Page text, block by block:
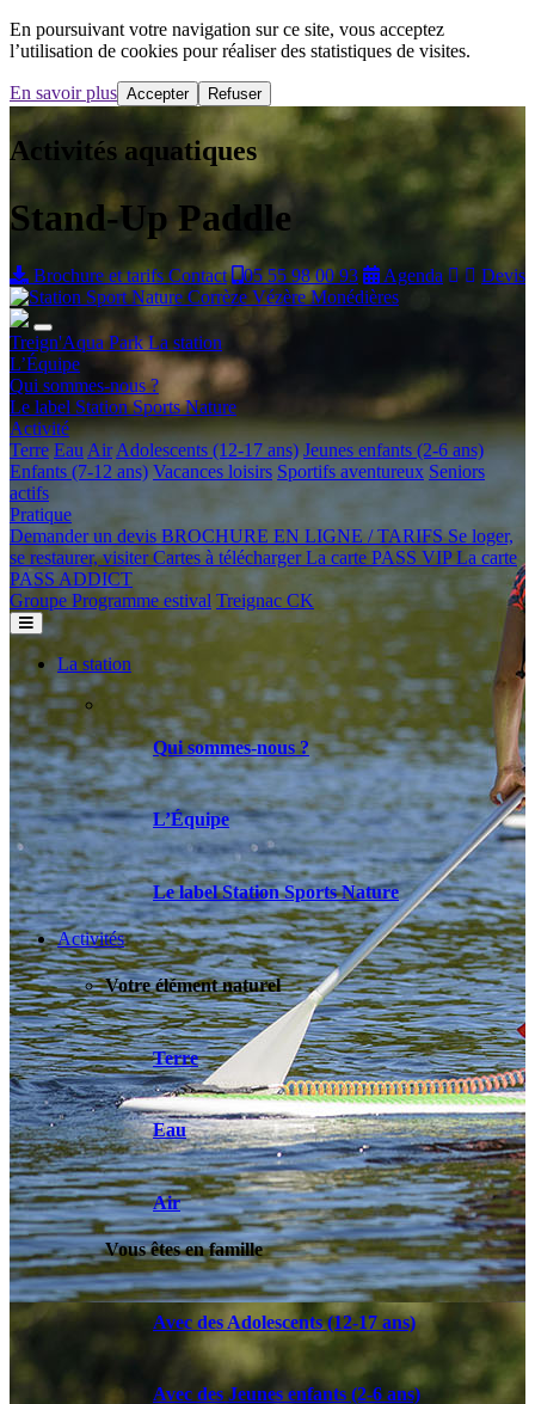
En poursuivant votre navigation sur ce site, vous acceptez
l’utilisation de cookies pour réaliser des statistiques de visites.
En savoir plus Accepter Refuser
Activités aquatiques
Stand-Up Paddle
Brochure et tarifs Contact 05 55 98 00 93 Agenda Devis
Treign'Aqua ParkLa station
L’Équipe
Qui sommes-nous ?
Le label Station Sports Nature
Activité
Terre EauAirAdolescents (12-17 ans) Jeunes enfants (2-6 ans)
Enfants (7-12 ans) Vacances loisirs Sportifs aventureux Seniors
actifs
Pratique
Demander un devis BROCHURE EN LIGNE / TARIFSSe loger,
se restaurer, visiterCartes à téléchargerLa carte PASS VIPLa carte
PASS ADDICT
GroupeProgramme estival Treignac CK
La station
Qui sommes-nous ?
L’Équipe
Le label Station Sports Nature
Activités
Votre élément naturel
Terre
Eau
Air
Vous êtes en famille
Avec des Adolescents (12-17 ans)
Avec des Jeunes enfants (2-6 ans)